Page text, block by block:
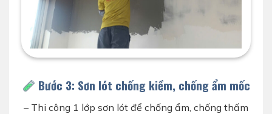
thợ sơn d-home 24h đang bả lại nhà cũ
Bước 3: Sơn lót chống kiềm, chống ẩm mốc
– Thi công 1 lớp sơn lót để chống ẩm, chống thấm